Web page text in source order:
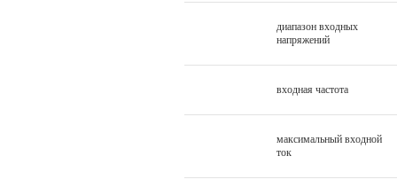
диапазон входных
напряжений
входная частота
максимальный входной
ток